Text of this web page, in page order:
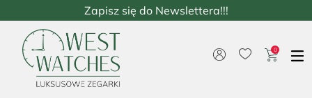
0
Zapisz się do Newslettera!!!